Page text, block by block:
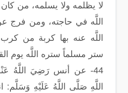
لا يظلمه ولا يسلمه، من
اللَّه في حاجته، ومن فرج
اللَّه عنه بها كربة من
ستر مسلماً ستره اللَّه يوم
44- عن أنس رَضِيَ اللَّهُ
اللَّهِ صَلَّى اللَّهُ عَلَيْهِ وَسَلَّم: